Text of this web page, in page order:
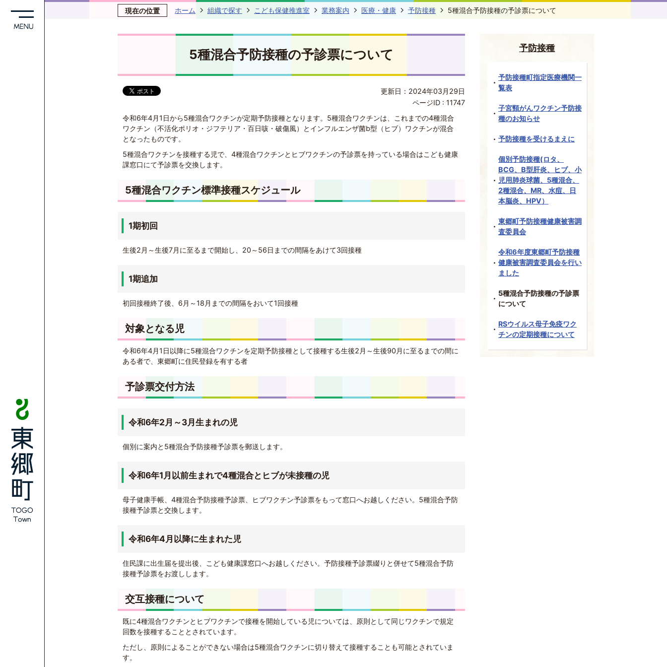
現在の位置 ホーム 組織で探す こども保健推進室 業務案内 医療・健康 予防接種 5種混合予防接種の予診票について
5種混合予防接種の予診票について
更新日：2024年03月29日
ページID : 11747
令和6年4月1日から5種混合ワクチンが定期予防接種となります。5種混合ワクチンは、これまでの4種混合
ワクチン（不活化ポリオ・ジフテリア・百日咳・破傷風）とインフルエンザ菌b型（ヒブ）ワクチンが混合
となったものです。
5種混合ワクチンを接種する児で、4種混合ワクチンとヒブワクチンの予診票を持っている場合はこども健康
課窓口にて予診票を交換します。
5種混合ワクチン標準接種スケジュール
1期初回
生後2月～生後7月に至るまで開始し、20～56日までの間隔をあけて3回接種
1期追加
初回接種終了後、6月～18月までの間隔をおいて1回接種
対象となる児
令和6年4月1日以降に5種混合ワクチンを定期予防接種として接種する生後2月～生後90月に至るまでの間に
ある者で、東郷町に住民登録を有する者
予診票交付方法
令和6年2月～3月生まれの児
個別に案内と5種混合予防接種予診票を郵送します。
令和6年1月以前生まれで4種混合とヒブが未接種の児
母子健康手帳、4種混合予防接種予診票、ヒブワクチン予診票をもって窓口へお越しください。5種混合予防
接種予診票と交換します。
令和6年4月以降に生まれた児
住民課に出生届を提出後、こども健康課窓口へお越しください。予防接種予診票綴りと併せて5種混合予防
接種予診票をお渡しします。
交互接種について
既に4種混合ワクチンとヒブワクチンで接種を開始している児については、原則として同じワクチンで規定
回数を接種することとされています。
ただし、原則によることができない場合は5種混合ワクチンに切り替えて接種することも可能とされていま
す。
予防接種
予防接種町指定医療機関一
覧表
子宮頸がんワクチン予防接
種のお知らせ
予防接種を受けるまえに
個別予防接種(ロタ、
BCG、B型肝炎、ヒブ、小
児用肺炎球菌、5種混合、
2種混合、MR、水痘、日
本脳炎、HPV）
東郷町予防接種健康被害調
査委員会
令和6年度東郷町予防接種
健康被害調査委員会を行い
ました
5種混合予防接種の予診票
について
RSウイルス母子免疫ワク
チンの定期接種について